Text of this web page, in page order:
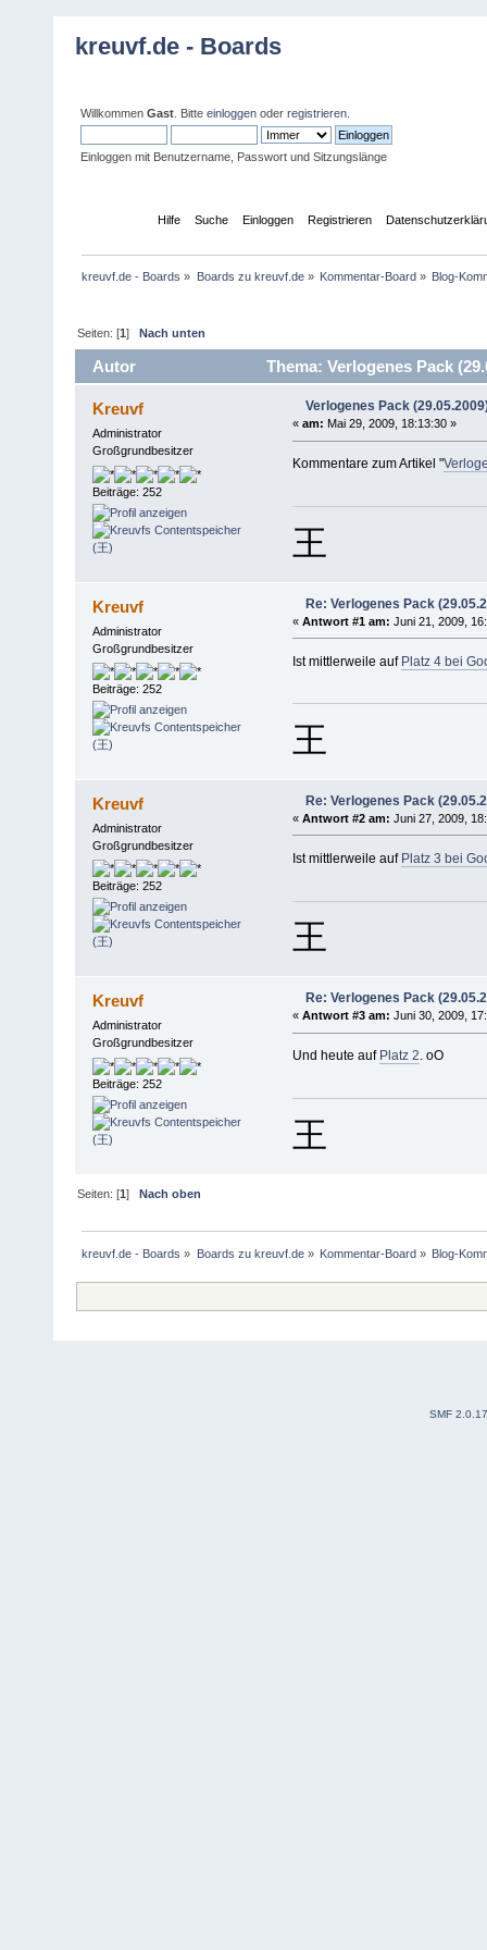
kreuvf.de - Boards
Willkommen Gast . Bitte einloggen oder registrieren
Einloggen mit Benutzername, Passwort und Sitzungslänge
Hilfe Suche Einloggen Registrieren
kreuvf.de - Boards » Boards zu kreuvf.de» Kommentar-Board» Blog-
Seiten: [1]Nach unten
Autor Thema: Verlogenes Pack
Kreuvf
Administrator
Großgrundbesitzer
Beiträge: 252
Verlogenes Pack
« am: Mai 29, 2009, 18:13:30 »
Kommentare zum Artikel "
王
Kreuvf
Administrator
Großgrundbesitzer
Beiträge: 252
Re: Verlogenes Pack
« Antwort #1 am: Juni 21, 2009,
Ist mittlerweile auf Platz 4 bei
王
Kreuvf
Administrator
Großgrundbesitzer
Beiträge: 252
Re: Verlogenes Pack
« Antwort #2 am: Juni 27, 2009,
Ist mittlerweile auf Platz 3 bei
王
Kreuvf
Administrator
Großgrundbesitzer
Beiträge: 252
Re: Verlogenes Pack
« Antwort #3 am: Juni 30, 2009,
Und heute auf Platz 2. oO
王
Seiten: [1]Nach oben
kreuvf.de - Boards » Boards zu kreuvf.de» Kommentar-Board» Blog-
SMF 2.0.17